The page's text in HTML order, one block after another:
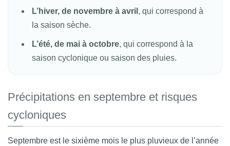
L’hiver, de novembre à avril , qui correspond à
la saison sèche.
L’été, de mai à octobre, qui correspond à la
saison cyclonique ou saison des pluies.
Précipitations en septembre et risques
cycloniques
Septembre est le sixième mois le plus pluvieux de l’année